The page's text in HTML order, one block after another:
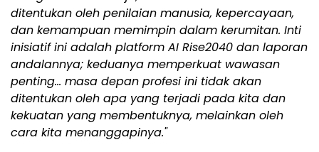
ditentukan oleh penilaian manusia, kepercayaan,
dan kemampuan memimpin dalam kerumitan. Inti
inisiatif ini adalah platform AI Rise2040 dan laporan
andalannya; keduanya memperkuat wawasan
penting… masa depan profesi ini tidak akan
ditentukan oleh apa yang terjadi pada kita dan
kekuatan yang membentuknya, melainkan oleh
cara kita menanggapinya."